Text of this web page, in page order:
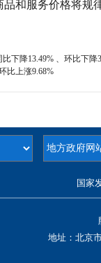
和服务价格将
下降13.49% 、环比下降
比上涨9.68%
国家
地址：北京